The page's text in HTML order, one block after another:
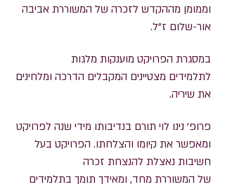
וממומן מההקדש לזכרה של המשוררת אביבה
אור-שלום ז"ל.
במסגרת הפרויקט מוענקות מלגות
לתלמידים מצטיינים המקבלים הדרכה ומלחינים
את שיריה.
פרופ' נינו לוי תורם בנדיבותו מידי שנה לפרויקט
ומאפשר את קיומו והצלחתו. הפרויקט בעל
חשיבות נאצלת להנצחת זכרה
של המשוררת מחד, ומאידך תומך בתלמידים